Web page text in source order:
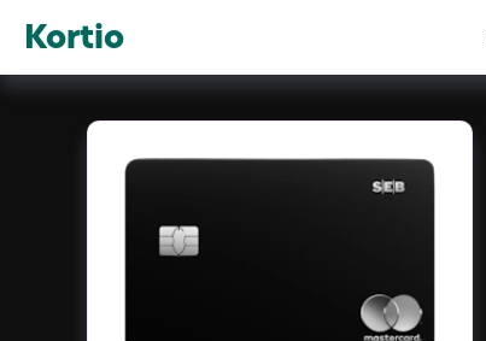
Kortio